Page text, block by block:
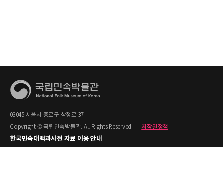
03045 서울시 종로구 삼청로 37
Copyright © 국립민속박물관. All Rights Reserved.
저작권정책
한국민속대백과사전 자료 이용 안내